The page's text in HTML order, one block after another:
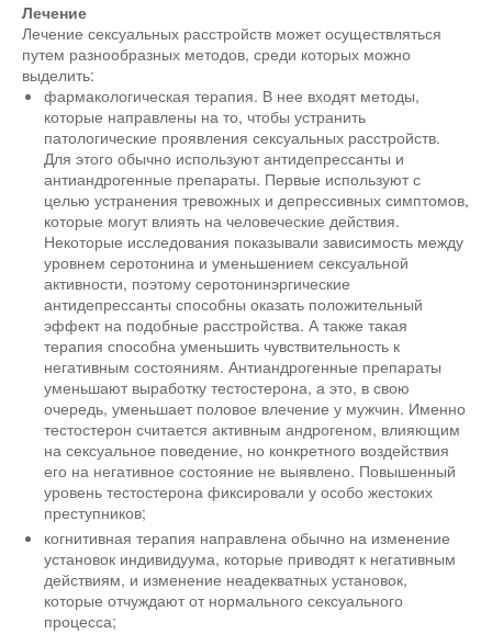
Лечение
Лечение сексуальных расстройств может осуществляться
путем разнообразных методов, среди которых можно
выделить:
фармакологическая терапия. В нее входят методы,
которые направлены на то, чтобы устранить
патологические проявления сексуальных расстройств.
Для этого обычно используют антидепрессанты и
антиандрогенные препараты. Первые используют с
целью устранения тревожных и депрессивных симптомов,
которые могут влиять на человеческие действия.
Некоторые исследования показывали зависимость между
уровнем серотонина и уменьшением сексуальной
активности, поэтому серотонинэргические
антидепрессанты способны оказать положительный
эффект на подобные расстройства. А также такая
терапия способна уменьшить чувствительность к
негативным состояниям. Антиандрогенные препараты
уменьшают выработку тестостерона, а это, в свою
очередь, уменьшает половое влечение у мужчин. Именно
тестостерон считается активным андрогеном, влияющим
на сексуальное поведение, но конкретного воздействия
его на негативное состояние не выявлено. Повышенный
уровень тестостерона фиксировали у особо жестоких
преступников;
когнитивная терапия направлена обычно на изменение
установок индивидуума, которые приводят к негативным
действиям, и изменение неадекватных установок,
которые отчуждают от нормального сексуального
процесса;